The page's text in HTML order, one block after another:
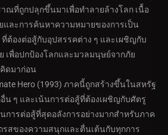
ณที่ถูกปลุกขึ้นมาเพื่อทำลายล้างโลก เนื้อ
และการค้นหาความหมายของการเป็น
ที่ต้องต่อสู้กับอุปสรรคต่าง ๆ และเผชิญกับ
เพื่อปกป้องโลกและมวลมนุษย์จากภัย
ดมาก่อน
Hero (1993) ภาคนี้ถูกสร้างขึ้นในสหรัฐ
น ๆ และเน้นการต่อสู้ที่ต้องเผชิญกับศัตรู
การต่อสู้ที่สุดอลังการอย่างมากสำหรับภาค
รสของความสนุกและตื่นเต้นกับทุกการ